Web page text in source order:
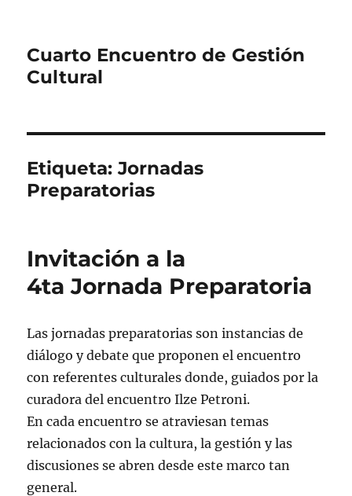
Cuarto Encuentro de Gestión
Cultural
Etiqueta:Jornadas
Preparatorias
Invitación a la
4ta Jornada Preparatoria
Lasjornadas preparatorias son instancias de
diálogo y debate que proponen el encuentro
con referentes culturales donde, guiados por la
curadora del encuentro Ilze Petroni.
En cada encuentro se atraviesan temas
relacionados con la cultura, la gestión y las
discusiones se abren desde este marco tan
general.